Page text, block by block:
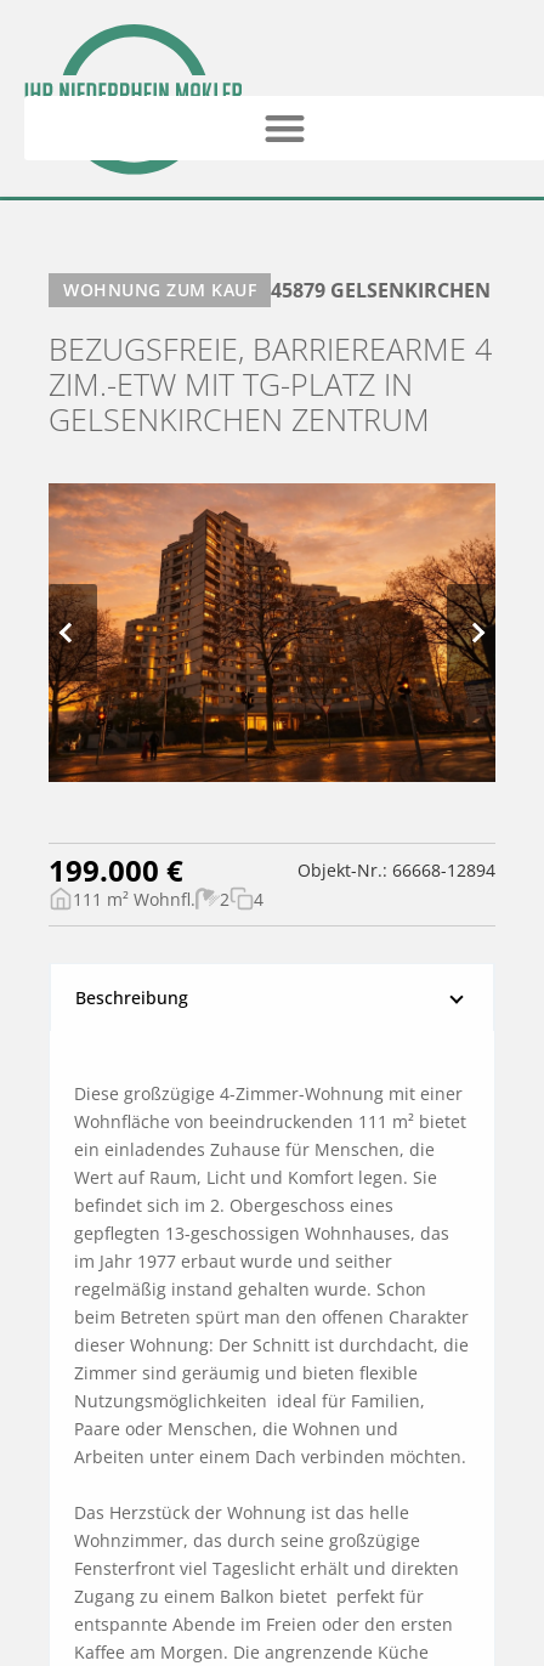
WOHNUNG ZUM KAUF 45879 GELSENKIRCHEN
BEZUGSFREIE, BARRIEREARME 4
ZIM.-ETW MIT TG-PLATZ IN
GELSENKIRCHEN ZENTRUM
199.000 €
Objekt-Nr.: 66668-12894
111 m² Wohnfl.
2 4
Beschreibung
Diese großzügige 4-Zimmer-Wohnung mit einer
Wohnfläche von beeindruckenden 111 m² bietet
ein einladendes Zuhause für Menschen, die
Wert auf Raum, Licht und Komfort legen. Sie
befindet sich im 2. Obergeschoss eines
gepflegten 13-geschossigen Wohnhauses, das
im Jahr 1977 erbaut wurde und seither
regelmäßig instand gehalten wurde. Schon
beim Betreten spürt man den offenen Charakter
dieser Wohnung: Der Schnitt ist durchdacht, die
Zimmer sind geräumig und bieten flexible
Nutzungsmöglichkeiten  ideal für Familien,
Paare oder Menschen, die Wohnen und
Arbeiten unter einem Dach verbinden möchten.
Das Herzstück der Wohnung ist das helle
Wohnzimmer, das durch seine großzügige
Fensterfront viel Tageslicht erhält und direkten
Zugang zu einem Balkon bietet  perfekt für
entspannte Abende im Freien oder den ersten
Kaffee am Morgen. Die angrenzende Küche